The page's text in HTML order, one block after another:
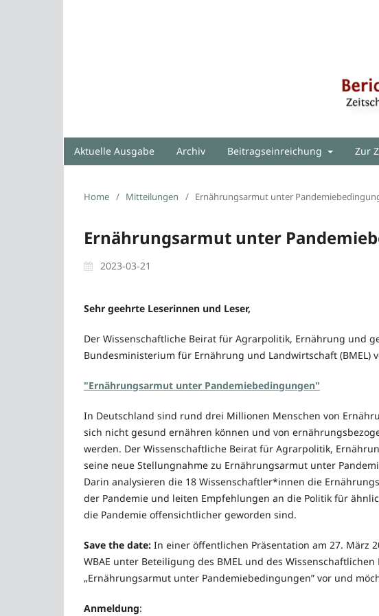
Aktuelle Ausgabe Archiv Beitragseinreichung Zur
Home / Mitteilungen / Ernährungsarmut unter
Ernährungsarmut unter
2023-03-21
Sehr geehrte Leserinnen und Leser,
Der Wissenschaftliche Beirat für Agrarpolitik, Ernährung und
Bundesministerium für Ernährung und Landwirtschaft (BMEL)
"Ernährungsarmut unter Pandemiebedingungen"
In Deutschland sind rund drei Millionen Menschen von
sich nicht gesund ernähren können und von
werden. Der Wissenschaftliche Beirat für Agrarpolitik,
seine neue Stellungnahme zu Ernährungsarmut unter
Darin analysieren die 18 Wissenschaftler*innen die
der Pandemie und leiten Empfehlungen an die Politik für
die Pandemie offensichtlicher geworden sind.
Save the date: In einer öffentlichen Präsentation am 27. März
WBAE unter Beteiligung des BMEL und des
„Ernährungsarmut unter Pandemiebedingungen” vor und
Anmeldung: